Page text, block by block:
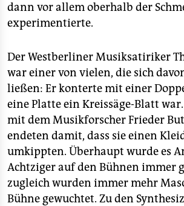
dann vor allem oberhalb der
experimentierte.
Der Westberliner Musiksatiriker
war einer von vielen, die sich
ließen: Er konterte mit einer
eine Platte ein Kreissäge-Blatt
mit dem Musikforscher Frieder
endeten damit, dass sie einen
umkippten. Überhaupt wurde es
Achtziger auf den Bühnen immer
zugleich wurden immer mehr
Bühne gewuchtet. Zu den